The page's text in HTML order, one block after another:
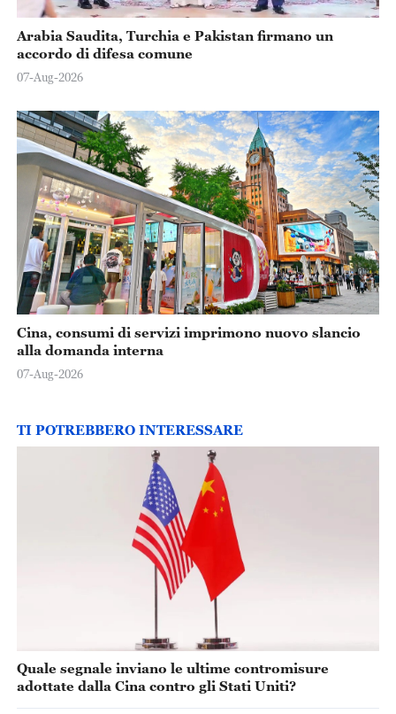
Arabia Saudita, Turchia e Pakistan firmano un
accordo di difesa comune
07-Aug-2026
Cina, consumi di servizi imprimono nuovo slancio
alla domanda interna
07-Aug-2026
TI POTREBBERO INTERESSARE
Quale segnale inviano le ultime contromisure
adottate dalla Cina contro gli Stati Uniti?